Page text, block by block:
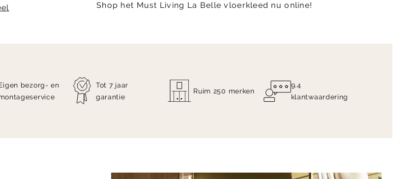
Shop het Must Living La Belle vloerkleed nu online!
bezorg- en
Tot 7 jaar
garantie
Ruim 250 merken
9.4
klantwaardering